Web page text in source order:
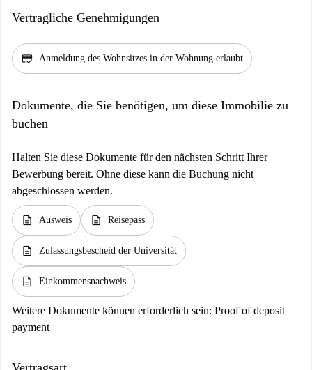
Vertragliche Genehmigungen
credit_score Anmeldung des Wohnsitzes in der Wohnung erlaubt
Dokumente, die Sie benötigen, um diese Immobilie zu
buchen
Halten Sie diese Dokumente für den nächsten Schritt Ihrer
Bewerbung bereit. Ohne diese kann die Buchung nicht
abgeschlossen werden.
description Ausweis description Reisepass
description Zulassungsbescheid der Universität
description Einkommensnachweis
Weitere Dokumente können erforderlich sein: Proof of deposit
payment
Vertragsart